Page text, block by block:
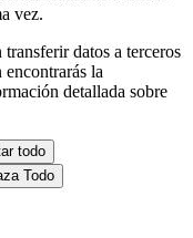
vez.
datos a terceros
la
detallada sobre
todo
Todo